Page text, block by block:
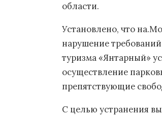
области.
Установлено, что
нарушение
туризма «Янтарный»
осуществление
препятствующие
С целью устранения